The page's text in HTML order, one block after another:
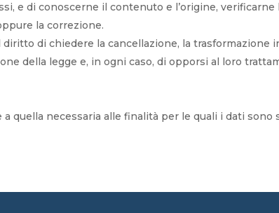
e di conoscerne il contenuto e l’origine, verificarne
la correzione.
di chiedere la cancellazione, la trasformazione
della legge e, in ogni caso, di opporsi al loro
quella necessaria alle finalità per le quali i dati sono